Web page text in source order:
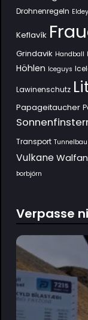
Drohnenregeln Eldey
Keflavík
Grindavik Handball
Höhlen Iceguys
Lawinenschutz
Papageitaucher
Transport Tunnelbau
Vulkane
Þorbjörn
Verpasse